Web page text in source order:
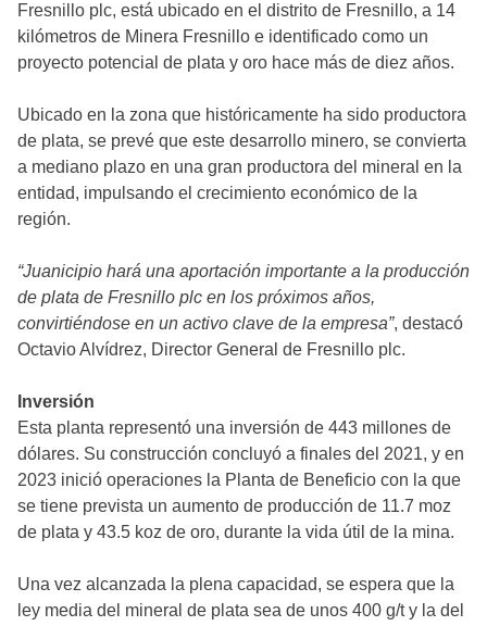
Fresnillo plc, está ubicado en el distrito de Fresnillo, a 14
kilómetros de Minera Fresnillo e identificado como un
proyecto potencial de plata y oro hace más de diez años.
Ubicado en la zona que históricamente ha sido productora
de plata, se prevé que este desarrollo minero, se convierta
a mediano plazo en una gran productora del mineral en la
entidad, impulsando el crecimiento económico de la
región.
“Juanicipio hará una aportación importante a la producción
de plata de Fresnillo plc en los próximos años,
convirtiéndose en un activo clave de la empresa”, destacó
Octavio Alvídrez, Director General de Fresnillo plc.
Inversión
Esta planta representó una inversión de 443 millones de
dólares. Su construcción concluyó a finales del 2021, y en
2023 inició operaciones la Planta de Beneficio con la que
se tiene prevista un aumento de producción de 11.7 moz
de plata y 43.5 koz de oro, durante la vida útil de la mina.
Una vez alcanzada la plena capacidad, se espera que la
ley media del mineral de plata sea de unos 400 g/t y la del